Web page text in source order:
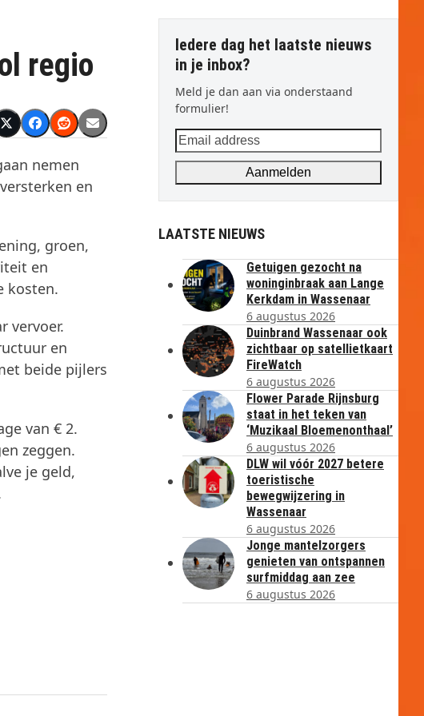
regio
nemen
en
groen,
en
kosten.
vervoer.
en
beide pijlers
van € 2.
zeggen.
je geld,
Iedere dag het laatste nieuws
in je inbox?
Meld je dan aan via onderstaand
formulier!
Email
address
Aanmelden
LAATSTE NIEUWS
Getuigen gezocht na
woninginbraak aan Lange
Kerkdam in Wassenaar
6 augustus 2026
Duinbrand Wassenaar ook
zichtbaar op satellietkaart
FireWatch
6 augustus 2026
Flower Parade Rijnsburg
staat in het teken van
‘Muzikaal Bloemenonthaal’
6 augustus 2026
DLW wil vóór 2027 betere
toeristische
bewegwijzering in
Wassenaar
6 augustus 2026
Jonge mantelzorgers
genieten van ontspannen
surfmiddag aan zee
6 augustus 2026